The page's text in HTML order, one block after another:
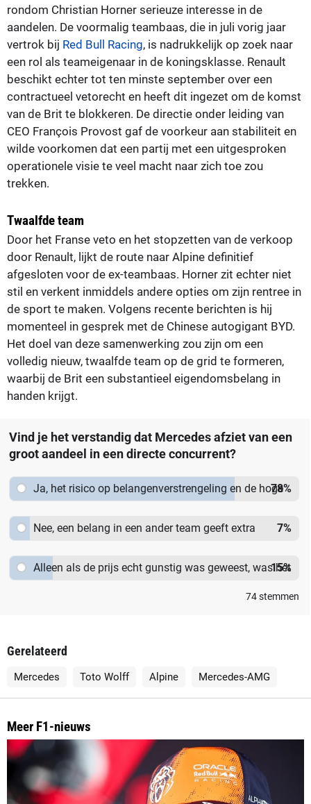
rondom Christian Horner serieuze interesse in de
aandelen. De voormalig teambaas, die in juli vorig jaar
vertrok bij Red Bull Racing, is nadrukkelijk op zoek naar
een rol als teameigenaar in de koningsklasse. Renault
beschikt echter tot ten minste september over een
contractueel vetorecht en heeft dit ingezet om de komst
van de Brit te blokkeren. De directie onder leiding van
CEO François Provost gaf de voorkeur aan stabiliteit en
wilde voorkomen dat een partij met een uitgesproken
operationele visie te veel macht naar zich toe zou
trekken.
Twaalfde team
Door het Franse veto en het stopzetten van de verkoop
door Renault, lijkt de route naar Alpine definitief
afgesloten voor de ex-teambaas. Horner zit echter niet
stil en verkent inmiddels andere opties om zijn rentree in
de sport te maken. Volgens recente berichten is hij
momenteel in gesprek met de Chinese autogigant BYD.
Het doel van deze samenwerking zou zijn om een
volledig nieuw, twaalfde team op de grid te formeren,
waarbij de Brit een substantieel eigendomsbelang in
handen krijgt.
Vind je het verstandig dat Mercedes afziet van een
groot aandeel in een directe concurrent?
Ja, het risico op belangenverstrengeling en de hoge
78%
Nee, een belang in een ander team geeft extra
7%
Alleen als de prijs echt gunstig was geweest, was het
15%
74stemmen
Gerelateerd
Mercedes Toto Wolff Alpine Mercedes-AMG
Meer F1-nieuws